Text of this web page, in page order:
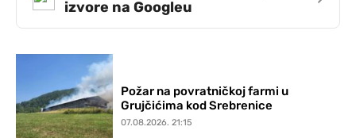
izvore na Googleu
Požar na povratničkoj farmi u
Grujčićima kod Srebrenice
07.08.2026. 21:15